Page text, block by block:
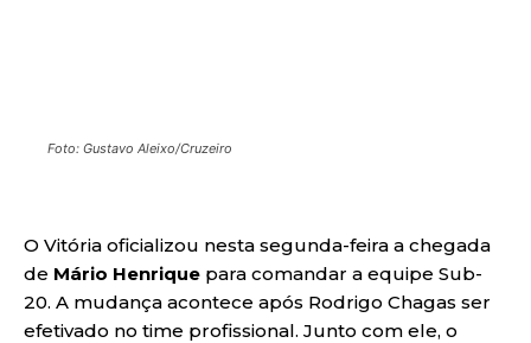
Foto: Gustavo Aleixo/Cruzeiro
O Vitória oficializou nesta segunda-feira a chegada
de Mário Henrique para comandar a equipe Sub-
20. A mudança acontece após Rodrigo Chagas ser
efetivado no time profissional. Junto com ele, o